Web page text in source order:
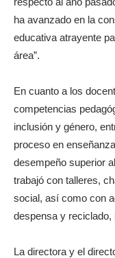
ha avanzado en la
educativa atrayente
área”.
En cuanto a los
competencias
inclusión y género,
proceso en
desempeño superior
trabajó con talleres,
social, así como con
despensa y reciclado,
La directora y el